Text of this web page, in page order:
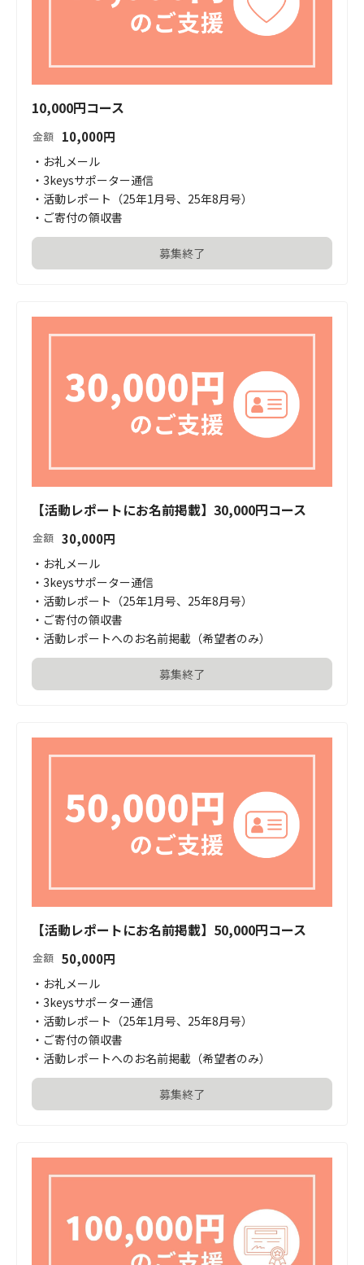
10,000円コース
金額 10,000円
・お礼メール
・3keysサポーター通信
・活動レポート（25年1月号、25年8月号）
・ご寄付の領収書
募集終了
【活動レポートにお名前掲載】30,000円コース
金額 30,000円
・お礼メール
・3keysサポーター通信
・活動レポート（25年1月号、25年8月号）
・ご寄付の領収書
・活動レポートへのお名前掲載（希望者のみ）
募集終了
【活動レポートにお名前掲載】50,000円コース
金額 50,000円
・お礼メール
・3keysサポーター通信
・活動レポート（25年1月号、25年8月号）
・ご寄付の領収書
・活動レポートへのお名前掲載（希望者のみ）
募集終了